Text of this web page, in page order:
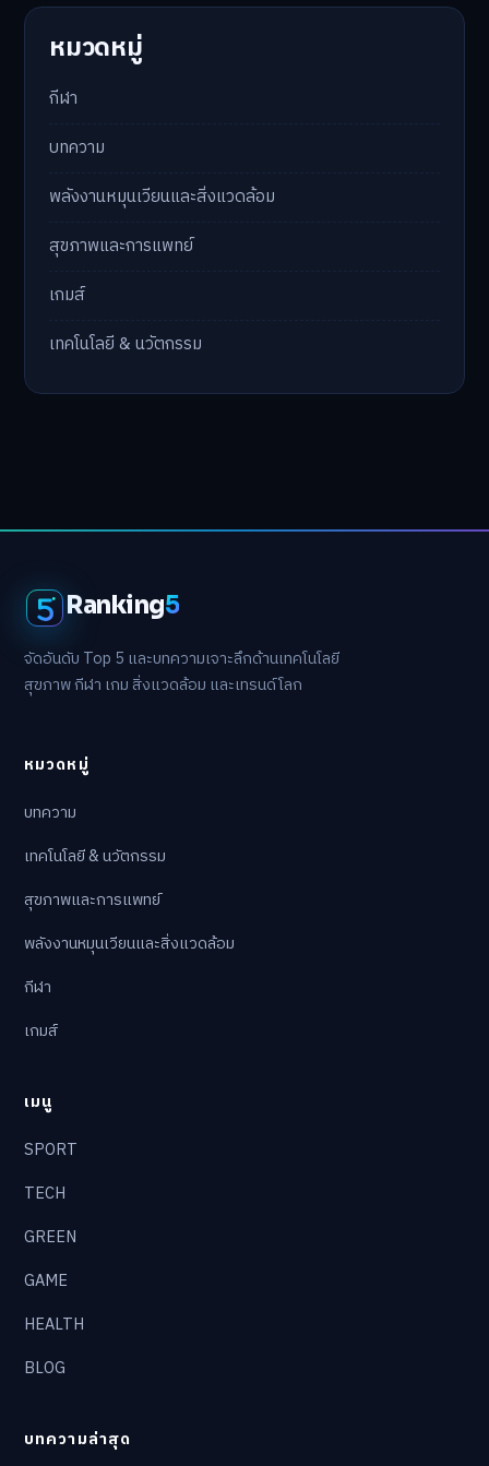
หมวดหมู่
กีฬา
บทความ
พลังงานหมุนเวียนและสิ่งแวดล้อม
สุขภาพและการแพทย์
เกมส์
เทคโนโลยี & นวัตกรรม
Ranking5
จัดอันดับ Top 5 และบทความเจาะลึกด้านเทคโนโลยี
สุขภาพ กีฬา เกม สิ่งแวดล้อม และเทรนด์โลก
หมวดหมู่
บทความ
เทคโนโลยี & นวัตกรรม
สุขภาพและการแพทย์
พลังงานหมุนเวียนและสิ่งแวดล้อม
กีฬา
เกมส์
เมนู
SPORT
TECH
GREEN
GAME
HEALTH
BLOG
บทความล่าสุด